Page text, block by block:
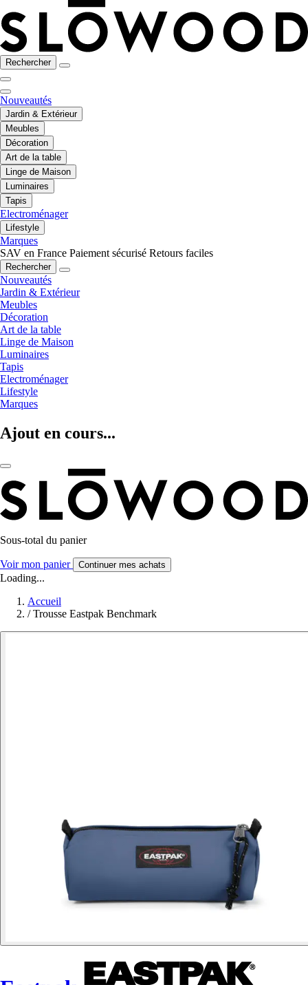
Rechercher
Nouveautés
Jardin & Extérieur
Meubles
Décoration
Art de la table
Linge de Maison
Luminaires
Tapis
Electroménager
Lifestyle
Marques
SAV en France Paiement sécurisé Retours faciles
Rechercher
Nouveautés
Jardin & Extérieur
Meubles
Décoration
Art de la table
Linge de Maison
Luminaires
Tapis
Electroménager
Lifestyle
Marques
Ajout en cours...
Sous-total du panier
Voir mon panier Continuer mes achats
Loading...
Accueil
/ Trousse Eastpak Benchmark